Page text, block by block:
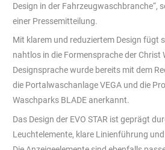
Design in der Fahrzeugwaschbranche“,
einer Pressemitteilung.
Mit klarem und reduziertem Design fügt
nahtlos in die Formensprache der Christ
Designsprache wurde bereits mit dem
die Portalwaschanlage VEGA und die
Waschparks BLADE anerkannt.
Das Design der EVO STAR ist geprägt
Leuchtelemente, klare Linienführung